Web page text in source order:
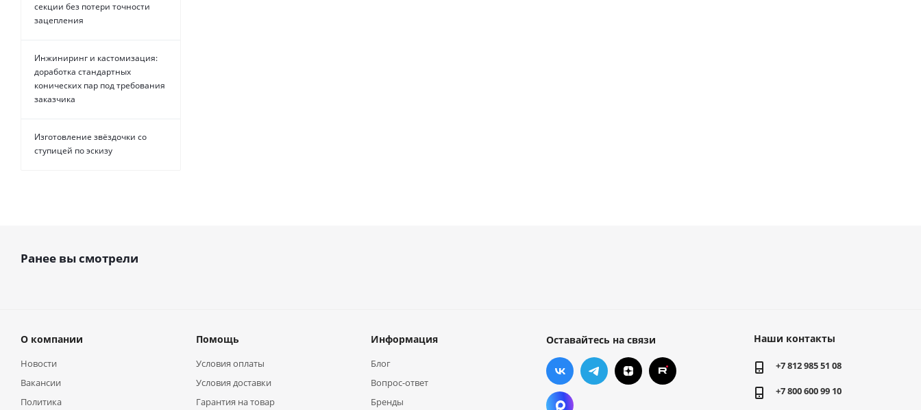
секции без потери точности
зацепления
Инжиниринг и кастомизация:
доработка стандартных
конических пар под требования
заказчика
Изготовление звёздочки со
ступицей по эскизу
Ранее вы смотрели
О компании
Новости
Вакансии
Политика
Помощь
Условия оплаты
Условия доставки
Гарантия на товар
Информация
Блог
Вопрос-ответ
Бренды
Оставайтесь на связи Наши контакты
+7 812 985 51 08
+7 800 600 99 10